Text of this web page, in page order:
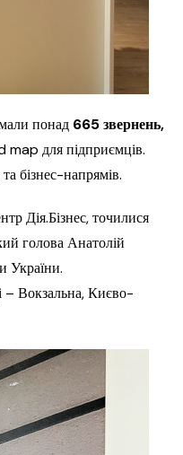
понад 665 звернень,
map для підприємців.
бізнес-напрямів.
Дія.Бізнес, точилися
голова Анатолій
України.
– Вокзальна, Києво-